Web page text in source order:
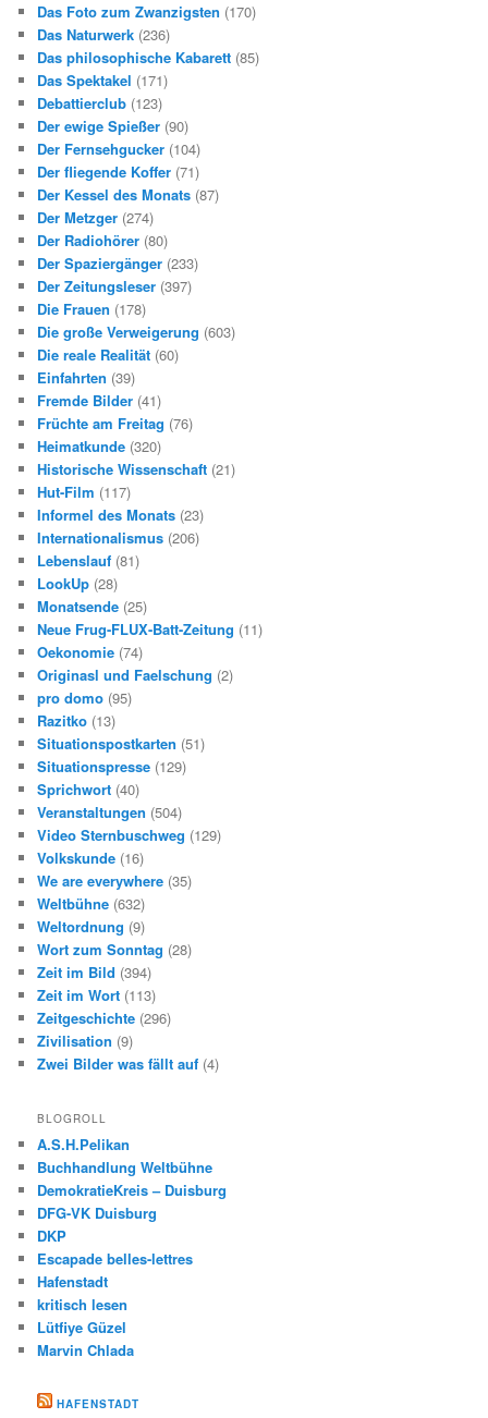
Das Foto zum Zwanzigsten (170)
Das Naturwerk (236)
Das philosophische Kabarett (85)
Das Spektakel (171)
Debattierclub (123)
Der ewige Spießer (90)
Der Fernsehgucker (104)
Der fliegende Koffer (71)
Der Kessel des Monats (87)
Der Metzger (274)
Der Radiohörer (80)
Der Spaziergänger (233)
Der Zeitungsleser (397)
Die Frauen (178)
Die große Verweigerung (603)
Die reale Realität (60)
Einfahrten (39)
Fremde Bilder (41)
Früchte am Freitag (76)
Heimatkunde (320)
Historische Wissenschaft (21)
Hut-Film (117)
Informel des Monats (23)
Internationalismus (206)
Lebenslauf (81)
LookUp (28)
Monatsende (25)
Neue Frug-FLUX-Batt-Zeitung (11)
Oekonomie (74)
Originasl und Faelschung (2)
pro domo (95)
Razitko (13)
Situationspostkarten (51)
Situationspresse (129)
Sprichwort (40)
Veranstaltungen (504)
Video Sternbuschweg (129)
Volkskunde (16)
We are everywhere (35)
Weltbühne (632)
Weltordnung (9)
Wort zum Sonntag (28)
Zeit im Bild (394)
Zeit im Wort (113)
Zeitgeschichte (296)
Zivilisation (9)
Zwei Bilder was fällt auf (4)
BLOGROLL
A.S.H.Pelikan
Buchhandlung Weltbühne
DemokratieKreis – Duisburg
DFG-VK Duisburg
DKP
Escapade belles-lettres
Hafenstadt
kritisch lesen
Lütfiye Güzel
Marvin Chlada
HAFENSTADT